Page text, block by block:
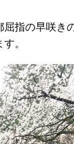
指の早咲き
。